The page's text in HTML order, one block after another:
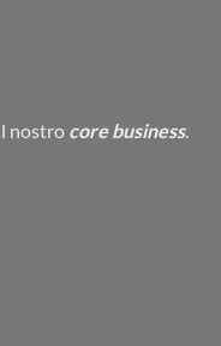
nostro core business.